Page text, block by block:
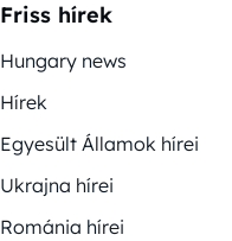
Friss hírek
Hungary news
Hírek
Egyesült Államok hírei
Ukrajna hírei
Románia hírei